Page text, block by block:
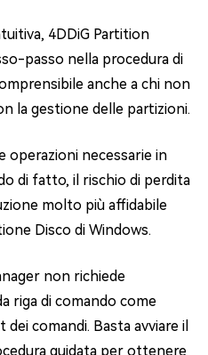
4DDiG Partition
passo nella procedura di
anche a chi non
la gestione delle partizioni.
necessarie in
di fatto, il rischio di perdita
molto più affidabile
Disco di Windows.
non richiede
riga di comando come
comandi. Basta avviare il
guidata per ottenere